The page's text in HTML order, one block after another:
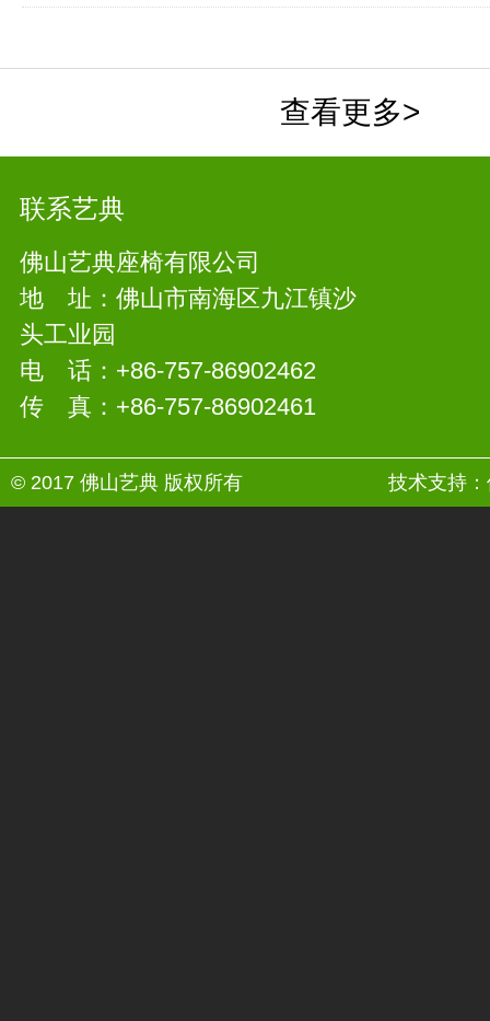
查看更多>
联系艺典
佛山艺典座椅有限公司
地 址：佛山市南海区九江镇沙
头工业园
电 话：+86-757-86902462
传 真：+86-757-86902461
© 2017 佛山艺典 版权所有 技术支持：